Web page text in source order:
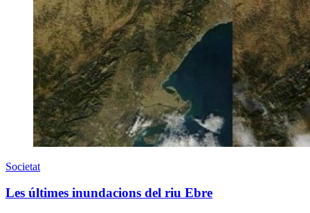
Societat
Les últimes inundacions del riu Ebre